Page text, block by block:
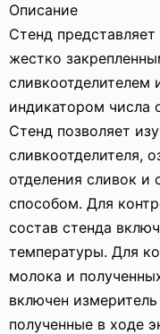
Описание
Стенд
жестко
сливкоотделителем
индикатором числа
Стенд позволяет
сливкоотделителя,
отделения сливок
способом. Для
состав стенда
температуры. Для
молока и
включен
полученные в ходе